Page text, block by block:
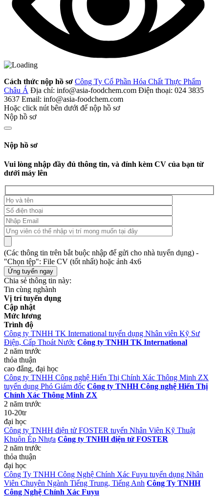
Cách thức nộp hồ sơ Công Ty Cổ Phần Hóa Chất Thực Phẩm
Châu Á Địa chỉ: info@asia-foodchem.com Điện thoại: 024 3835
3637 Email: info@asia-foodchem.com
Hoặc click nút bên dưới để nộp hồ sơ
Nộp hồ sơ
Nộp hồ sơ
Vui lòng nhập đầy đủ thông tin, và đính kèm CV của bạn từ
dưới máy lên
(Các thông tin trên bắt buộc nhập để gửi cho nhà tuyển dụng) -
"Chọn tệp": File CV (tốt nhất) hoặc ảnh 4x6
Chia sẻ thông tin này:
Tin cùng nghành
Vị trí tuyển dụng
Cập nhật
Mức lương
Trình độ
Công ty TNHH TK International tuyển dụng Nhân viên Kỹ Sư
Điện, Cấp Thoát Nước Công ty TNHH TK International
2 năm trước
thỏa thuận
cao đẳng, đại học
Công ty TNHH Công nghệ Hiển Thị Chính Xác Thông Minh ZX
tuyển dụng Phó Giám đốc Công ty TNHH Công nghệ Hiển Thị
Chính Xác Thông Minh ZX
2 năm trước
10-20tr
đại học
Công ty TNHH điện tử FOSTER tuyển Nhân Viên Kỹ Thuật
Khuôn Ép Nhựa Công ty TNHH điện tử FOSTER
2 năm trước
thỏa thuận
đại học
Công Ty TNHH Công Nghệ Chính Xác Fuyu tuyển dụng Nhân
Viên Chuyên Ngành Tiếng Trung, Tiếng Anh Công Ty TNHH
Công Nghệ Chính Xác Fuyu